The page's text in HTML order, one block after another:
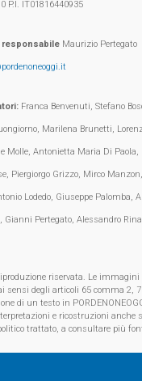
P.I. IT01816440935
responsabileMaurizio Pertegato
Franca Benvenuti, Stefano
Marilena Brunetti,
Molle, Antonietta Maria Di Paola,
Piergiorgo Grizzo, Mirco
Lodedo, Giuseppe Palomba,
Gianni Pertegato, Alessandro
riservata. Le immagini
sensi degli articoli 65 comma 2,
di un testo in
e ricostruzioni anche
trattato, a consultare più